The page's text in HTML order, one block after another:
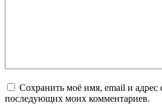
Сохранить моё имя, email и адрес
последующих моих комментариев.